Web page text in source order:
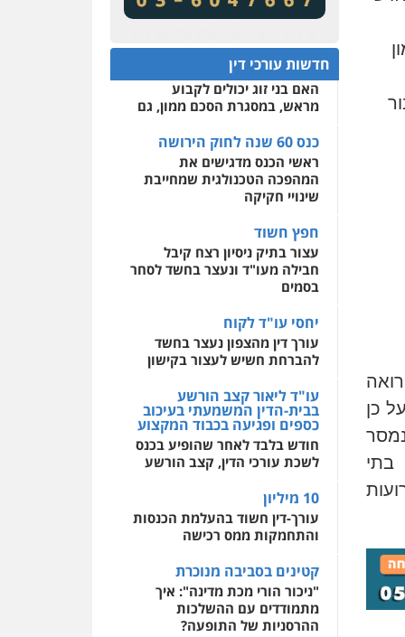
כן
בתי
שירותים מקצועיים לעורכי
דין
0522508109
אחסון אתרים
מהירות הגנה גיבוי
לעורכי דין
מרכז התחלה חדשה
שירותים מקצועיים לעורכי
דין
0544500346
חדשות עורכי דין
מע"מ ומוסדות ללא כוונת רווח
המתח שבין חוק יחסי ממון
לבין חוק הירושה
האם בני זוג יכולים לקבוע
מראש, במסגרת הסכם ממון, גם
כנס 60 שנה לחוק הירושה
ראשי הכנס מדגישים את
המהפכה הטכנולגית שמחייבת
שינויי חקיקה
חפץ חשוד
עצור בתיק ניסיון רצח קיבל
חבילה מעו"ד ונעצר בחשד לסחר
בסמים
יחסי עו"ד לקוח
עורך דין מהצפון נעצר בחשד
להברחת חשיש לעצור בקישון
עו"ד ליאור קצב הורשע
בבית-הדין המשמעתי בעיכוב
כספים ופגיעה בכבוד המקצוע
חודש בלבד לאחר שהופיע בכנס
לשכת עורכי הדין, קצב הורשע
10 מיליון
עורך-דין חשוד בהעלמת הכנסות
והתחמקות ממס רכישה
קטינים בסביבה מנוכרת
"ניכור הורי מכת מדינה": איך
מתמודדים עם ההשלכות
ההרסניות של התופעה?